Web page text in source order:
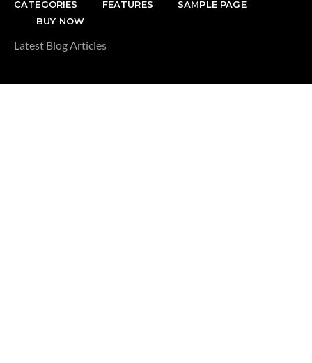
CATEGORIES FEATURES
SAMPLE PAGE
BUY NOW
Latest Blog Articles